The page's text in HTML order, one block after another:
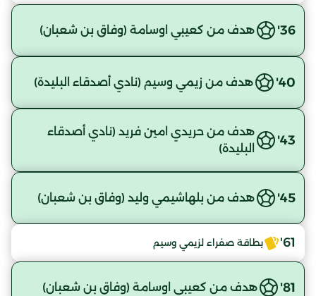
36' هدف من كعيبي اوسامة (وفاق بن شعبان)
40' هدف من زيمي وسيم (نادي أصدقاء البليدة)
43'
هدف من حريدي امين فريد (نادي أصدقاء
البليدة)
45' هدف من بلهاشيمي وليد (وفاق بن شعبان)
61' بطاقة صفراء لزيمي وسيم
81' هدف من كعيبي اوسامة (وفاق بن شعبان)